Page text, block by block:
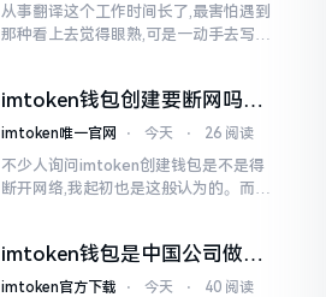
从事翻译这个工作时间长了,最害怕遇到
那种看上去觉得眼熟,可是一动手去写就
imtoken钱包创建要断网吗？
老玩家说说真实情况
imtoken唯一官网 ⋅ 今天 ⋅ 26 阅读
不少人询问imtoken创建钱包是不是得
断开网络,我起初也是这般认为的。而后
人攻击
imtoken钱包是中国公司做的
吗？一文说清楚
imtoken官方下载 ⋅ 今天 ⋅ 40 阅读